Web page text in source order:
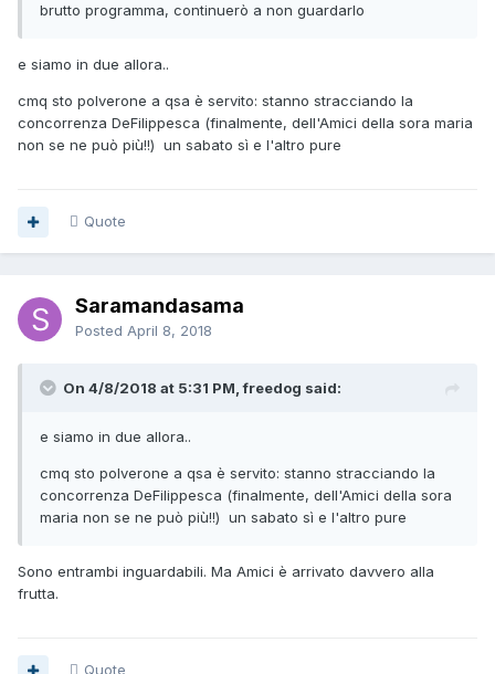
brutto programma, continuerò a non guardarlo
e siamo in due allora..
cmq sto polverone a qsa è servito: stanno stracciando la
concorrenza DeFilippesca (finalmente, dell'Amici della sora maria
non se ne può più!!) un sabato sì e l'altro pure
Quote
Saramandasama
Posted April 8, 2018
On 4/8/2018 at 5:31 PM, freedog said:
e siamo in due allora..
cmq sto polverone a qsa è servito: stanno stracciando la
concorrenza DeFilippesca (finalmente, dell'Amici della sora
maria non se ne può più!!) un sabato sì e l'altro pure
Sono entrambi inguardabili. Ma Amici è arrivato davvero alla
frutta.
Quote